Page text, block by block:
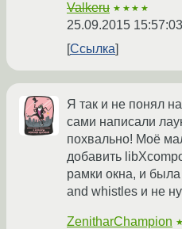
Valkeru ★★★★
25.09.2015
Ссылка
Я так и не понял
сами написали
похвально! Моё
добавить
рамки окна, и
and whistles и не
ZenitharChampion